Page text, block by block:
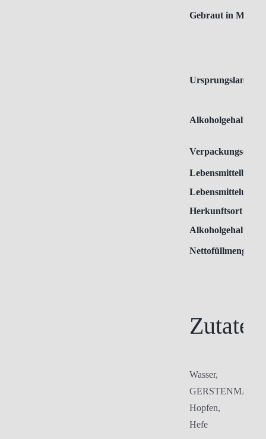
Gebraut in
Ursprungsland
Alkoholgehalt
Herkunftsort
Alkoholgehalt
Nettofüllmenge
Zutaten
Wasser,
GERSTENMALZ,
Hopfen,
Hefe